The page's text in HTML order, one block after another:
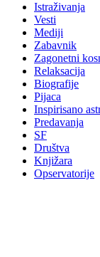
Istraživanja
Vesti
Mediji
Zabavnik
Zagonetni
Relaksacija
Biografije
Pijaca
Inspirisano
Predavanja
SF
Društva
Knjižara
Opservatorije